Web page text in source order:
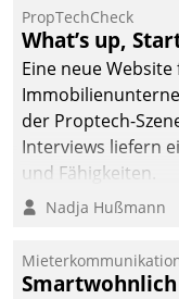
Datatrain
automatisiert
zielgerichtete
Mieterbefragungen
starke Grundlage
intelligente,
Entscheidungen.
PropTechCheck
What’s up,
Eine neue
der Proptech-
Interviews liefern
und Fähigkeiten.
Nadja Hußmann